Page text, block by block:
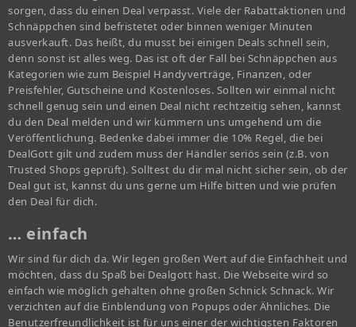
sorgen, dass du einen Deal verpasst. Viele der Rabattaktionen und
Schnäppchen sind befristetet oder binnen weniger Minuten
ausverkauft. Das heißt, du musst bei einigen Deals schnell sein,
denn sonst ist alles weg. Das ist oft der Fall bei Schnäppchen aus
Kategorien wie zum Beispiel Handyverträge, Finanzen, oder
Preisfehler, Gutscheine und Kostenloses. Sollten wir einmal nicht
schnell genug sein und einen Deal nicht rechtzeitig sehen, kannst
du den Deal melden und wir kümmern uns umgehend um die
Veröffentlichung. Bedenke dabei immer die 10% Regel, die bei
DealGott gilt und zudem muss der Händler seriös sein (z.B. von
Trusted Shops geprüft). Solltest du dir mal nicht sicher sein, ob der
Deal gut ist, kannst du uns gerne um Hilfe bitten und wie prüfen
den Deal für dich.
… einfach
Wir sind für dich da. Wir legen großen Wert auf die Einfachheit und
möchten, dass du Spaß bei Dealgott hast. Die Webseite wird so
einfach wie möglich gehalten ohne großen Schnick Schnack. Wir
verzichten auf die Einblendung von Popups oder Ähnliches. Die
Benutzerfreundlichkeit ist für uns einer der wichtigsten Faktoren